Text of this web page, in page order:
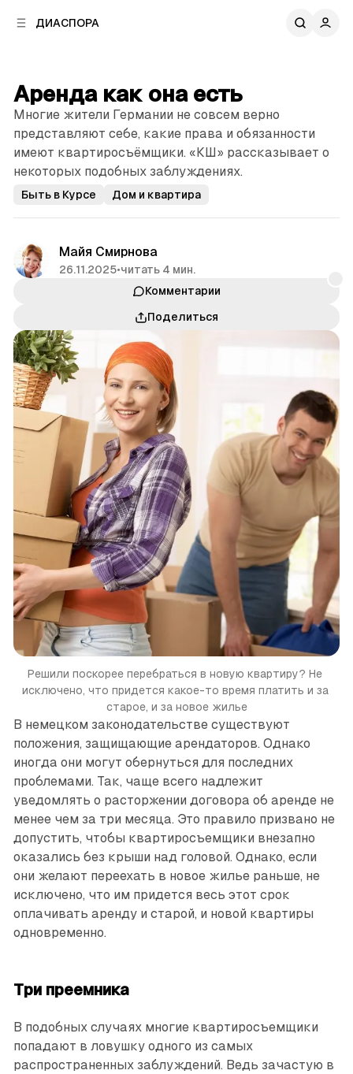
ДИАСПОРА
Аренда как она есть
Многие жители Германии не совсем верно
представляют себе, какие права и обязанности
имеют квартиросъёмщики. «КШ» рассказывает о
некоторых подобных заблуждениях.
Быть в Курсе Дом и квартира
Майя Смирнова
26.11.2025•читать 4 мин.
Комментарии
Поделиться
Решили поскорее перебраться в новую квартиру? Не
исключено, что придется какое-то время платить и за
старое, и за новое жилье
В немецком законодательстве существуют
положения, защищающие арендаторов. Однако
иногда они могут обернуться для последних
проблемами. Так, чаще всего надлежит
уведомлять о расторжении договора об аренде не
менее чем за три месяца. Это правило призвано не
допустить, чтобы квартиросъемщики внезапно
оказались без крыши над головой. Однако, если
они желают переехать в новое жилье раньше, не
исключено, что им придется весь этот срок
оплачивать аренду и старой, и новой квартиры
одновременно.
Три преемника
В подобных случаях многие квартиросъемщики
попадают в ловушку одного из самых
распространенных заблуждений. Ведь зачастую в